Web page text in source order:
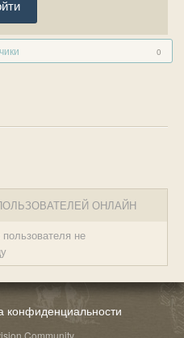
0
ОНЛАЙН
пользователя не
конфиденциальности
Community